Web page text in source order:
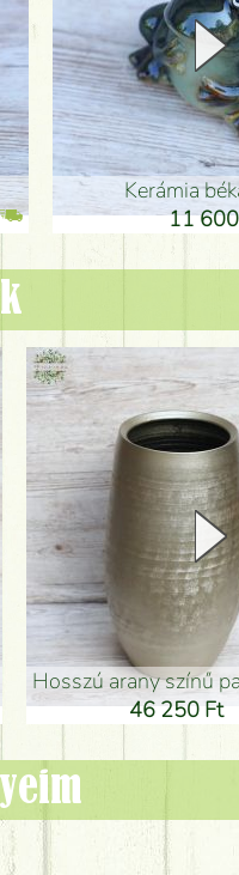
Kerámia
11
hosszú arany színű
46 250 Ft